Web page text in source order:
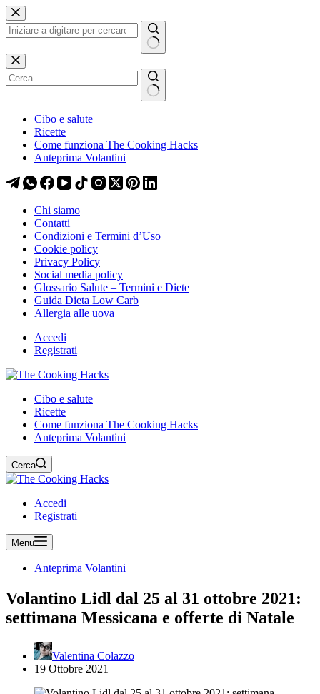
Salta
al
contenuto
Salta
al
contenuto
Nessun
risultato
Cibo e salute
Ricette
Come funziona The Cooking Hacks
Anteprima Volantini
Chi siamo
Contatti
Condizioni e Termini d’Uso
Cookie policy
Privacy Policy
Social media policy
Glossario Salute – Termini e Diete
Guida Dieta Low Carb
Allergia alle uova
Accedi
Registrati
Cibo e salute
Ricette
Come funziona The Cooking Hacks
Anteprima Volantini
Cerca
Accedi
Registrati
Menu
Anteprima Volantini
Volantino Lidl dal 25 al 31 ottobre 2021:
settimana Messicana e offerte di Natale
Valentina Colazzo
19 Ottobre 2021